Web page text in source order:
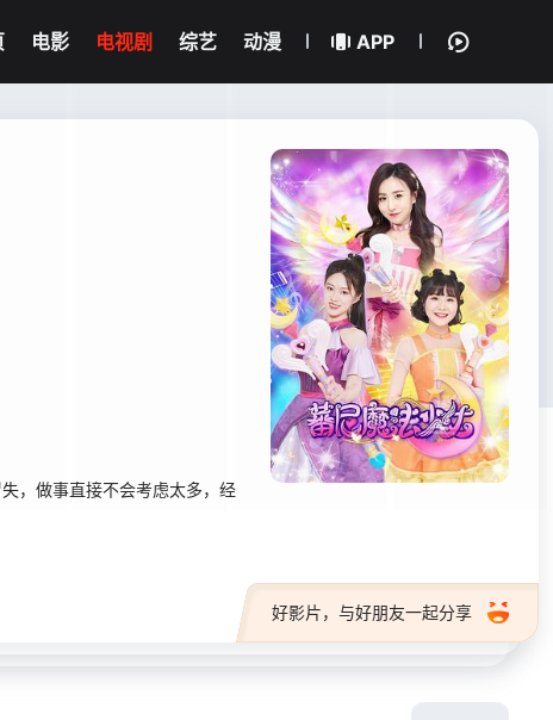
电影 电视剧 综艺 动漫 APP
，做事直接不会考虑太多，经
好影片，与好朋友一起分享